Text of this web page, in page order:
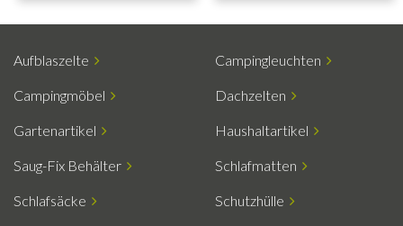
Aufblaszelte Campingleuchten
Campingmöbel Dachzelten
Gartenartikel Haushaltartikel
Saug-Fix Behälter Schlafmatten
Schlafsäcke Schutzhülle